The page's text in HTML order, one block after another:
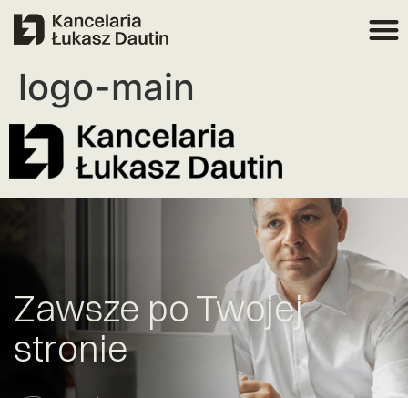
logo-main
Zawsze po Twojej
stronie